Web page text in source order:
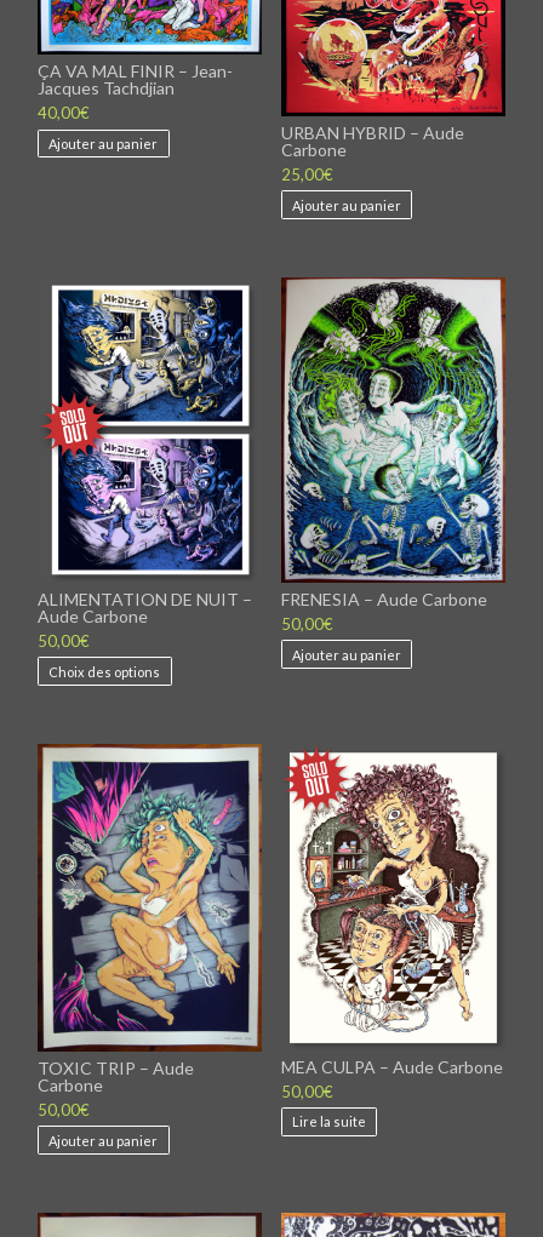
ÇA VA MAL FINIR – Jean-
Jacques Tachdjian
40,00€
Ajouter au panier
URBAN HYBRID – Aude
Carbone
25,00€
Ajouter au panier
ALIMENTATION DE NUIT –
Aude Carbone
50,00€
Choix des options
Les
peuvent
être
choisies
sur
la
page
du
produit
FRENESIA – Aude Carbone
50,00€
Ajouter au panier
TOXIC TRIP – Aude
Carbone
50,00€
Ajouter au panier
MEA CULPA – Aude Carbone
50,00€
Lire la suite